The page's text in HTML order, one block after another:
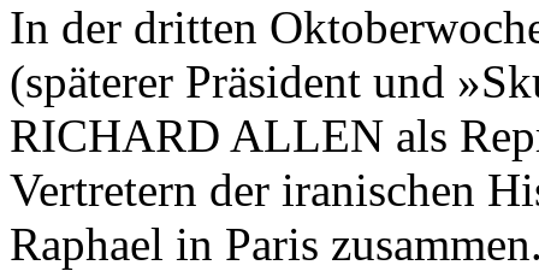
In der dritten
(späterer Präsident und
RICHARD ALLEN als
Vertretern der iranischen
Raphael in Paris